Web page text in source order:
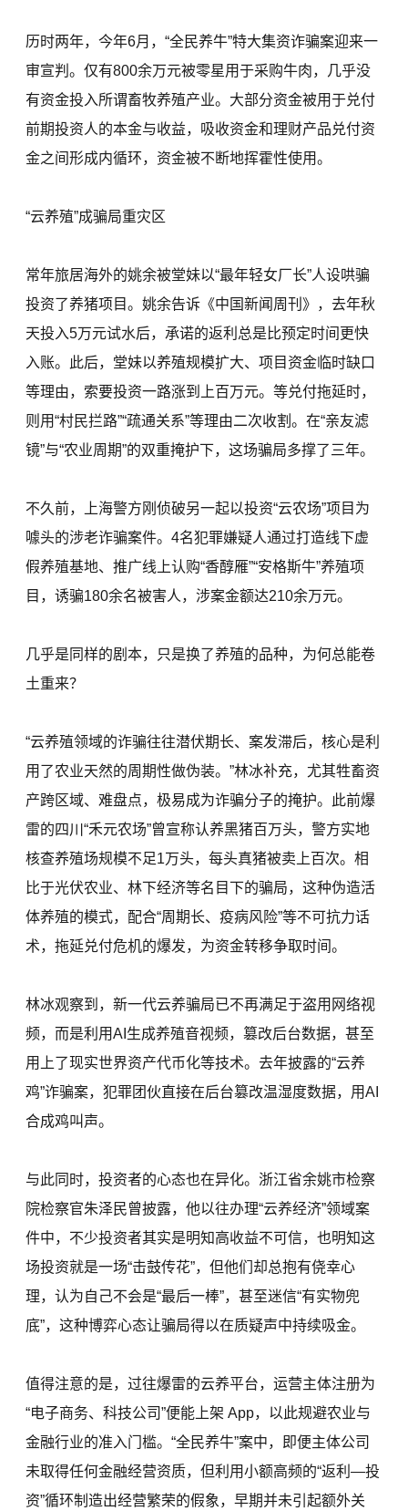
历时两年，今年6月，“全民养牛”特大集资诈骗案迎来一
审宣判。仅有800余万元被零星用于采购牛肉，几乎没
有资金投入所谓畜牧养殖产业。大部分资金被用于兑付
前期投资人的本金与收益，吸收资金和理财产品兑付资
金之间形成内循环，资金被不断地挥霍性使用。
“云养殖”成骗局重灾区
常年旅居海外的姚余被堂妹以“最年轻女厂长”人设哄骗
投资了养猪项目。姚余告诉《中国新闻周刊》，去年秋
天投入5万元试水后，承诺的返利总是比预定时间更快
入账。此后，堂妹以养殖规模扩大、项目资金临时缺口
等理由，索要投资一路涨到上百万元。等兑付拖延时，
则用“村民拦路”“疏通关系”等理由二次收割。在“亲友滤
镜”与“农业周期”的双重掩护下，这场骗局多撑了三年。
不久前，上海警方刚侦破另一起以投资“云农场”项目为
噱头的涉老诈骗案件。4名犯罪嫌疑人通过打造线下虚
假养殖基地、推广线上认购“香醇雁”“安格斯牛”养殖项
目，诱骗180余名被害人，涉案金额达210余万元。
几乎是同样的剧本，只是换了养殖的品种，为何总能卷
土重来？
“云养殖领域的诈骗往往潜伏期长、案发滞后，核心是利
用了农业天然的周期性做伪装。”林冰补充，尤其牲畜资
产跨区域、难盘点，极易成为诈骗分子的掩护。此前爆
雷的四川“禾元农场”曾宣称认养黑猪百万头，警方实地
核查养殖场规模不足1万头，每头真猪被卖上百次。相
比于光伏农业、林下经济等名目下的骗局，这种伪造活
体养殖的模式，配合“周期长、疫病风险”等不可抗力话
术，拖延兑付危机的爆发，为资金转移争取时间。
林冰观察到，新一代云养骗局已不再满足于盗用网络视
频，而是利用AI生成养殖音视频，篡改后台数据，甚至
用上了现实世界资产代币化等技术。去年披露的“云养
鸡”诈骗案，犯罪团伙直接在后台篡改温湿度数据，用AI
合成鸡叫声。
与此同时，投资者的心态也在异化。浙江省余姚市检察
院检察官朱泽民曾披露，他以往办理“云养经济”领域案
件中，不少投资者其实是明知高收益不可信，也明知这
场投资就是一场“击鼓传花”，但他们却总抱有侥幸心
理，认为自己不会是“最后一棒”，甚至迷信“有实物兜
底”，这种博弈心态让骗局得以在质疑声中持续吸金。
值得注意的是，过往爆雷的云养平台，运营主体注册为
“电子商务、科技公司”便能上架 App，以此规避农业与
金融行业的准入门槛。“全民养牛”案中，即便主体公司
未取得任何金融经营资质，但利用小额高频的“返利—投
资”循环制造出经营繁荣的假象，早期并未引起额外关